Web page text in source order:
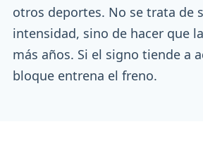
otros deportes. No se trata de
intensidad, sino de hacer que
más años. Si el signo tiende a
bloque entrena el freno.